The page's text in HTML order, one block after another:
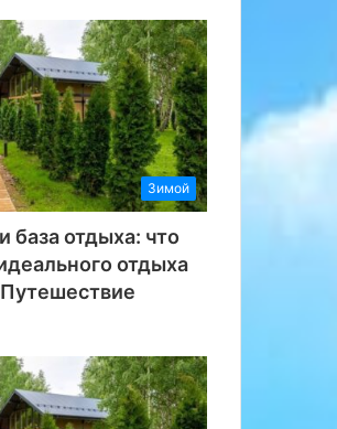
Зимой
база отдыха: что
отдыха